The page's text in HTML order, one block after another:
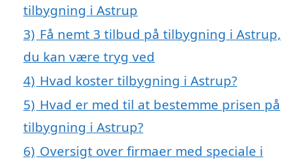
tilbygning i Astrup
3) Få nemt 3 tilbud på tilbygning i Astrup,
du kan være tryg ved
4) Hvad koster tilbygning i Astrup?
5) Hvad er med til at bestemme prisen på
tilbygning i Astrup?
6) Oversigt over firmaer med speciale i